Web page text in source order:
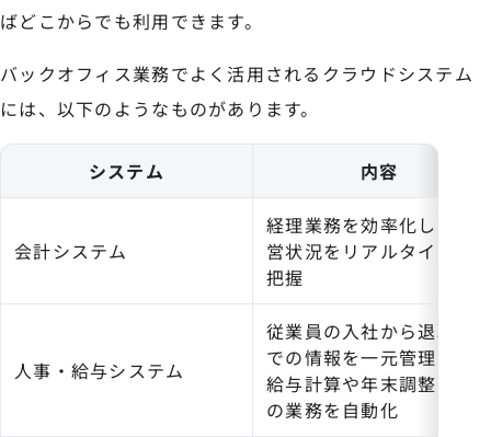
ばどこからでも利用できます。
バックオフィス業務でよく活用されるクラウドシステム
には、以下のようなものがあります。
システム 内容
会計システム
経理業務を効率化し、経
営状況をリアルタイムで
把握
人事・給与システム
従業員の入社から退職ま
での情報を一元管理し、
給与計算や年末調整など
の業務を自動化